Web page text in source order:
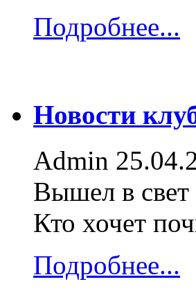
Подробнее...
Новости
Admin
Вышел в
Кто хочет
Подробнее...